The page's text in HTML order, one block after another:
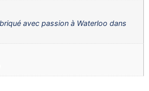
avec passion à Waterloo dans